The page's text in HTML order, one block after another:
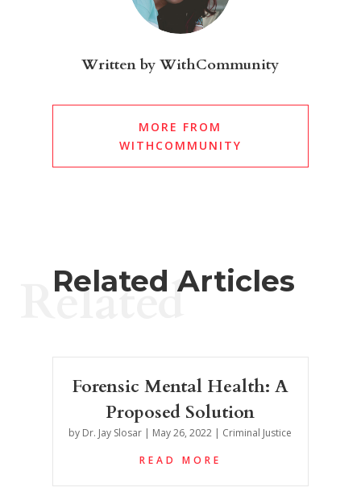
Written byWithCommunity
MORE FROM
WITHCOMMUNITY
Related Articles
Related
Forensic Mental Health: A
Proposed Solution
by Dr. Jay Slosar | May 26, 2022 | Criminal Justice
READ MORE